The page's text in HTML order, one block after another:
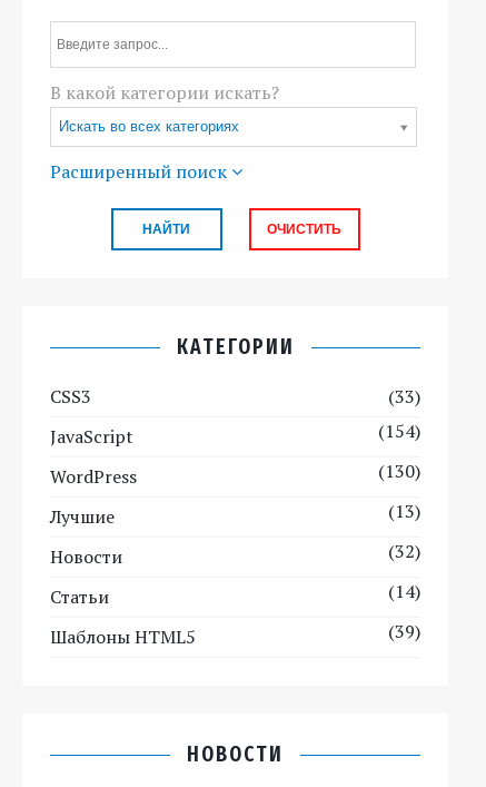
В какой категории искать?
Искать во всех категориях
Расширенный поиск
КАТЕГОРИИ
CSS3
(33)
JavaScript
(154)
WordPress
(130)
Лучшие
(13)
Новости
(32)
Статьи
(14)
Шаблоны HTML5
(39)
НОВОСТИ